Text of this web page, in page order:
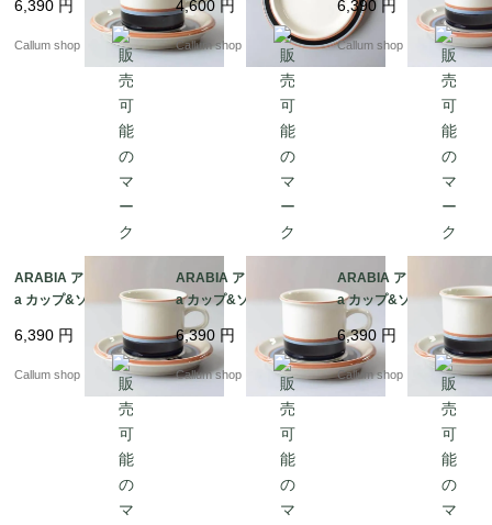
ンド ヴィンテージ アン
ティーク_it4433
6,390 円
Callum shop
ランド 北欧 ヴィンテー
ジ アンティーク_it443
7
4,600 円
Callum shop
ンド ヴィンテージ アン
ティーク_it4431
6,390 円
Callum shop
ARABIA アラビア Taik
a カップ&ソーサー タ
ンド ヴィンテージ アン
ティーク_it4430
6,390 円
Callum shop
ARABIA アラビア Taik
a カップ&ソーサー タ
イカ 北欧食器 フィンラ
ンド ヴィンテージ アン
ティーク_it4429
6,390 円
Callum shop
ARABIA アラビア Taik
a カップ&ソーサー タ
イカ 北欧食器 フィンラ
ンド ヴィンテージ アン
ティーク_it4428
6,390 円
Callum shop